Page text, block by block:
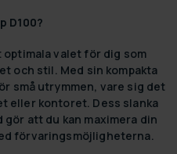
D100?
optimala valet för dig som
och stil. Med sin kompakta
små utrymmen, vare sig det
eller kontoret. Dess slanka
gör att du kan maximera din
förvaringsmöjligheterna.